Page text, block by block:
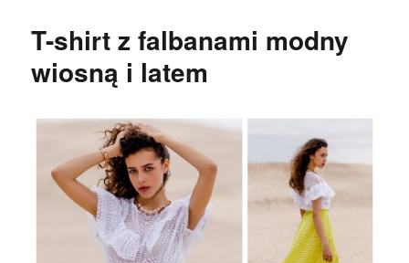
T-shirt z falbanami modny
wiosną i latem